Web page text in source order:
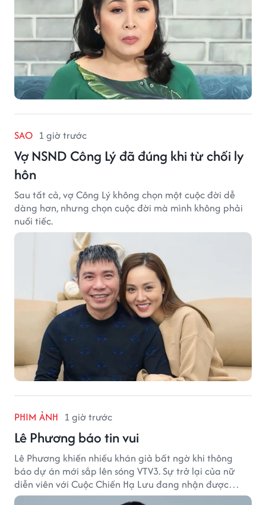
SAO 1 giờ trước
Vợ NSND Công Lý đã đúng khi từ chối ly
hôn
Sau tất cả, vợ Công Lý không chọn một cuộc đời dễ
dàng hơn, nhưng chọn cuộc đời mà mình không phải
nuối tiếc.
PHIM ẢNH 1 giờ trước
Lê Phương báo tin vui
Lê Phương khiến nhiều khán giả bất ngờ khi thông
báo dự án mới sắp lên sóng VTV3. Sự trở lại của nữ
diễn viên với Cuộc Chiến Hạ Lưu đang nhận được
nhiều sự quan tâm.